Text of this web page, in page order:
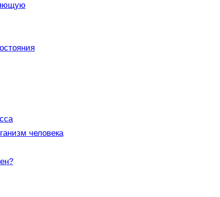
человека